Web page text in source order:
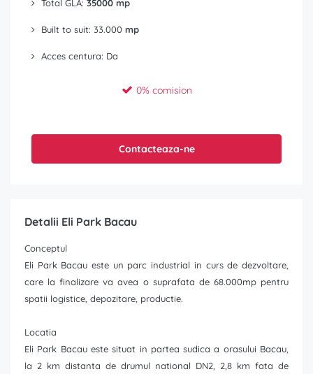
Total GLA: 35000 mp
Built to suit: 33.000 mp
Acces centura: Da
0% comision
Contacteaza-ne
Detalii Eli Park Bacau
Conceptul
Eli Park Bacau este un parc industrial in curs de dezvoltare,
care la finalizare va avea o suprafata de 68.000mp pentru
spatii logistice, depozitare, productie.
Locatia
Eli Park Bacau este situat in partea sudica a orasului Bacau,
la 2 km distanta de drumul national DN2, 2,8 km fata de